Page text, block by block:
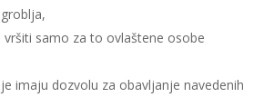
samo za to ovlaštene osobe
imaju dozvolu za obavljanje navedenih